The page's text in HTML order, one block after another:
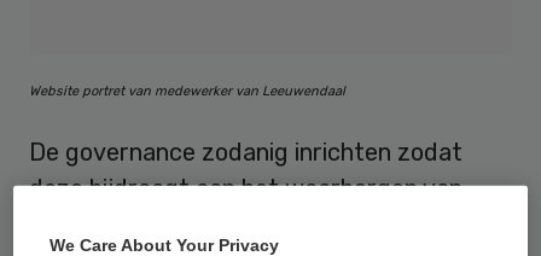
Website portret van medewerker van Leeuwendaal
De governance zodanig inrichten zodat
deze bijdraagt aan het waarborgen van
We Care About Your Privacy